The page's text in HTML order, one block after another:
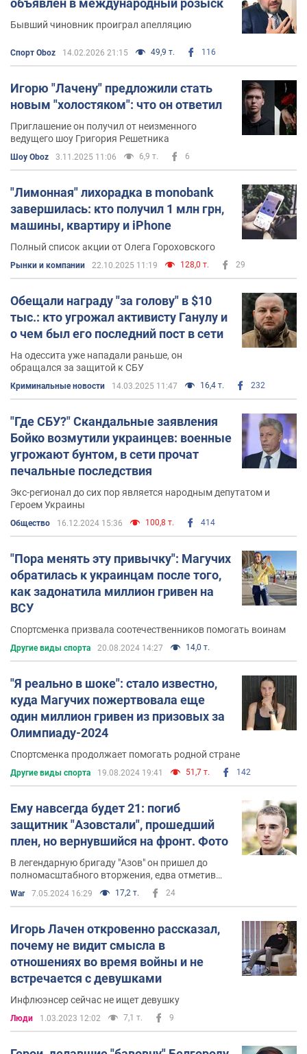
объявлен в международный розыск
Бывший чиновник проиграл апелляцию
Спорт Oboz 14.02.2026 21:15 49,9 т. 116
Игорю "Лачену" предложили стать
новым "холостяком": что он ответил
Приглашение он получил от неизменного
ведущего шоу Григория Решетника
Шоу Oboz 3.11.2025 11:06 6,9 т. 6
"Лимонная" лихорадка в monobank
завершилась: кто получил 1 млн грн,
машины, квартиру и iPhone
Полный список акции от Олега Гороховского
Рынки и компании 22.10.2025 11:19 128,0 т. 29
Обещали награду "за голову" в $10
тыс.: кто угрожал активисту Ганулу и
о чем был его последний пост в сети
На одессита уже нападали раньше, он
обращался за защитой к СБУ
Криминальные новости 14.03.2025 11:47 16,4 т. 232
"Где СБУ?" Скандальные заявления
Бойко возмутили украинцев: военные
угрожают бунтом, в сети прочат
печальные последствия
Экс-регионал до сих пор является народным депутатом и
Героем Украины
Общество 16.12.2024 15:36 100,8 т. 414
"Пора менять эту привычку": Магучих
обратилась к украинцам после того,
как задонатила миллион гривен на
ВСУ
Спортсменка призвала соотечественников помогать воинам
Другие виды спорта 20.08.2024 14:27 14,0 т.
"Я реально в шоке": стало известно,
куда Магучих пожертвовала еще
один миллион гривен из призовых за
Олимпиаду-2024
Спортсменка продолжает помогать родной стране
Другие виды спорта 19.08.2024 19:41 51,7 т. 142
Ему навсегда будет 21: погиб
защитник "Азовстали", прошедший
плен, но вернувшийся на фронт. Фото
В легендарную бригаду "Азов" он пришел до
полномасштабного вторжения, едва отметив
War 7.05.2024 16:29 17,2 т. 24
Игорь Лачен откровенно рассказал,
почему не видит смысла в
отношениях во время войны и не
встречается с девушками
Инфлюэнсер сейчас не ищет девушку
Люди 1.03.2023 12:02 7,1 т. 9